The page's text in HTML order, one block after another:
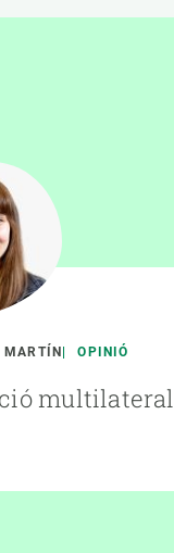
MARTÍN OPINIÓ
multilateral